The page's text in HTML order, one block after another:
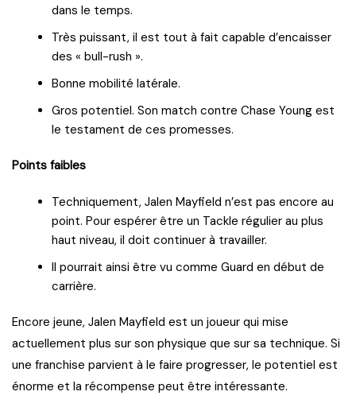
dans le temps.
Très puissant, il est tout à fait capable d’encaisser
des « bull-rush ».
Bonne mobilité latérale.
Gros potentiel. Son match contre Chase Young est
le testament de ces promesses.
Points faibles
Techniquement, Jalen Mayfield n’est pas encore au
point. Pour espérer être un Tackle régulier au plus
haut niveau, il doit continuer à travailler.
Il pourrait ainsi être vu comme Guard en début de
carrière.
Encore jeune, Jalen Mayfield est un joueur qui mise
actuellement plus sur son physique que sur sa technique. Si
une franchise parvient à le faire progresser, le potentiel est
énorme et la récompense peut être intéressante.